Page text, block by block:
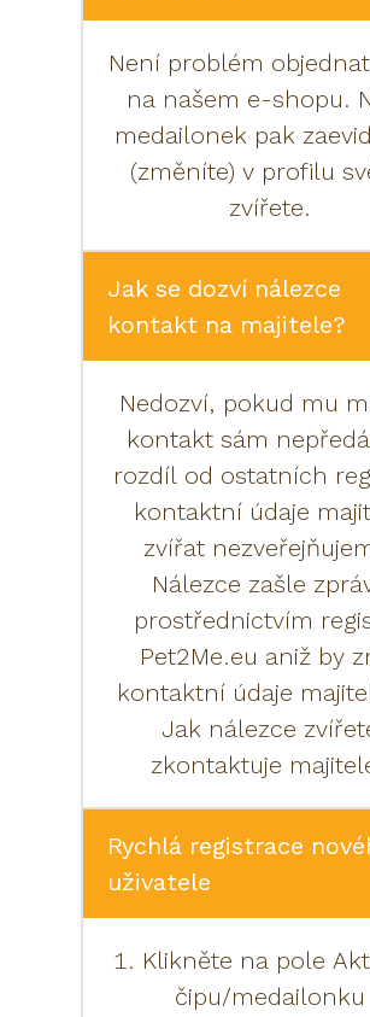
Není problém
na našem e-shopu.
medailonek pak
(změníte) v profilu
zvířete.
Jak se dozví nálezce
kontakt na majitele?
Nedozví, pokud mu
kontakt sám
rozdíl od ostatních
kontaktní údaje
zvířat
Nálezce zašle
prostřednictvím
Pet2Me.eu aniž by
kontaktní údaje
Jak nálezce
zkontaktuje
Rychlá registrace
uživatele
1. Klikněte na pole
čipu/medailonku